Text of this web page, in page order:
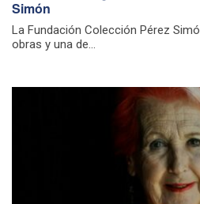
Simón
La Fundación Colección Pérez
obras y una de...